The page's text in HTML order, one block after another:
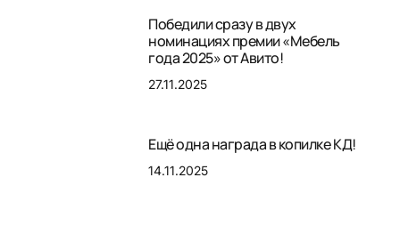
Победили сразу в двух
номинациях премии «Мебель
года 2025» от Авито!
27.11.2025
Ещё одна награда в копилке КД!
14.11.2025